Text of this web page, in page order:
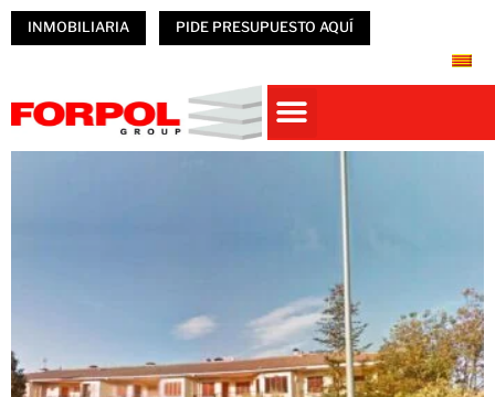
INMOBILIARIA PIDE PRESUPUESTO AQUÍ